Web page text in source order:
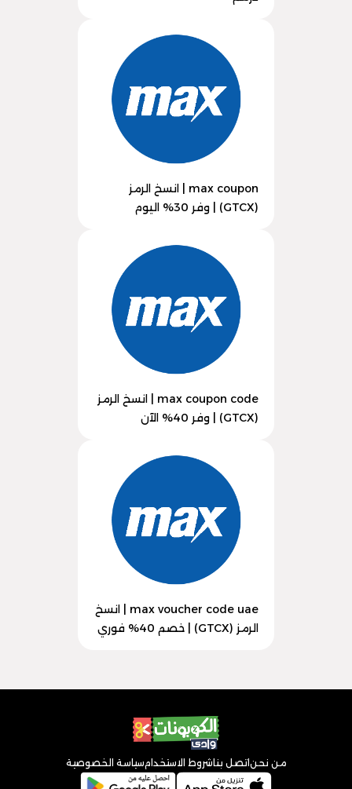
max coupon | انسخ الرمز
(GTCX) | وفر 30% اليوم
max coupon code | انسخ الرمز
(GTCX) | وفر 40% الآن
max voucher code uae | انسخ
الرمز (GTCX) | خصم 40% فوري
من نحن اتصل بنا شروط الاستخدامسياسة الخصوصية